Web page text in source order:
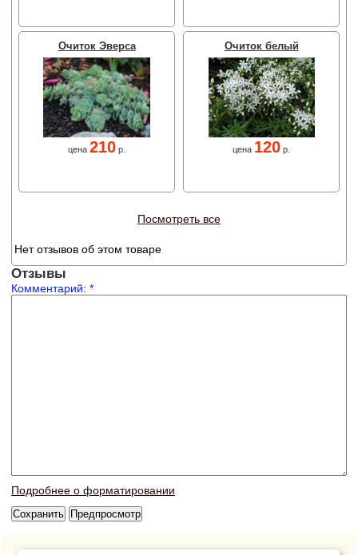
Очиток Эверса
цена 210 р.
Очиток белый
цена 120 р.
Посмотреть все
Нет отзывов об этом товаре
Отзывы
Комментарий: *
Подробнее о форматировании